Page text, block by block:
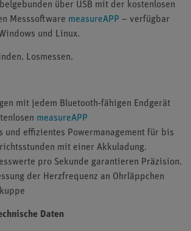
über USB mit der kostenlosen
Messsoftware measureAPP – verfügbar
und Linux.
Losmessen.
mit jedem Bluetooth-fähigen Endgerät
measureAPP
und effizientes Powermanagement für bis
mit einer Akkuladung.
pro Sekunde garantieren Präzision.
der Herzfrequenz an Ohrläppchen
Daten